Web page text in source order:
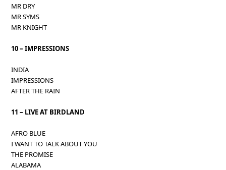
MR DRY
MR SYMS
MR KNIGHT
10 – IMPRESSIONS
INDIA
IMPRESSIONS
AFTER THE RAIN
11 – LIVE AT BIRDLAND
AFRO BLUE
I WANT TO TALK ABOUT YOU
THE PROMISE
ALABAMA